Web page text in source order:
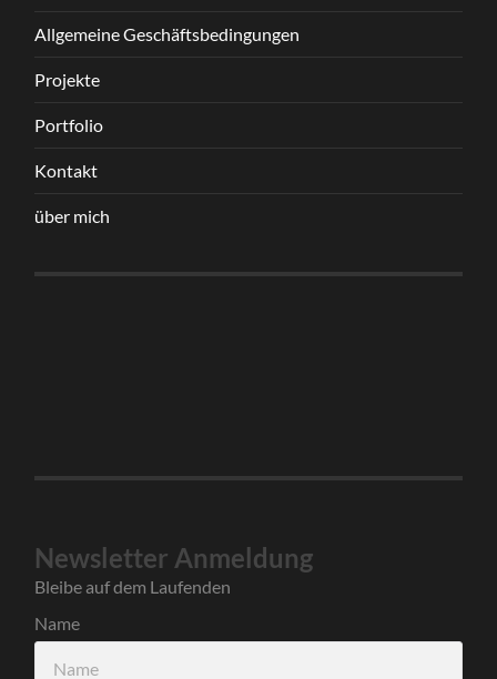
Allgemeine Geschäftsbedingungen
Projekte
Portfolio
Kontakt
über mich
Newsletter Anmeldung
Bleibe auf dem Laufenden
Name